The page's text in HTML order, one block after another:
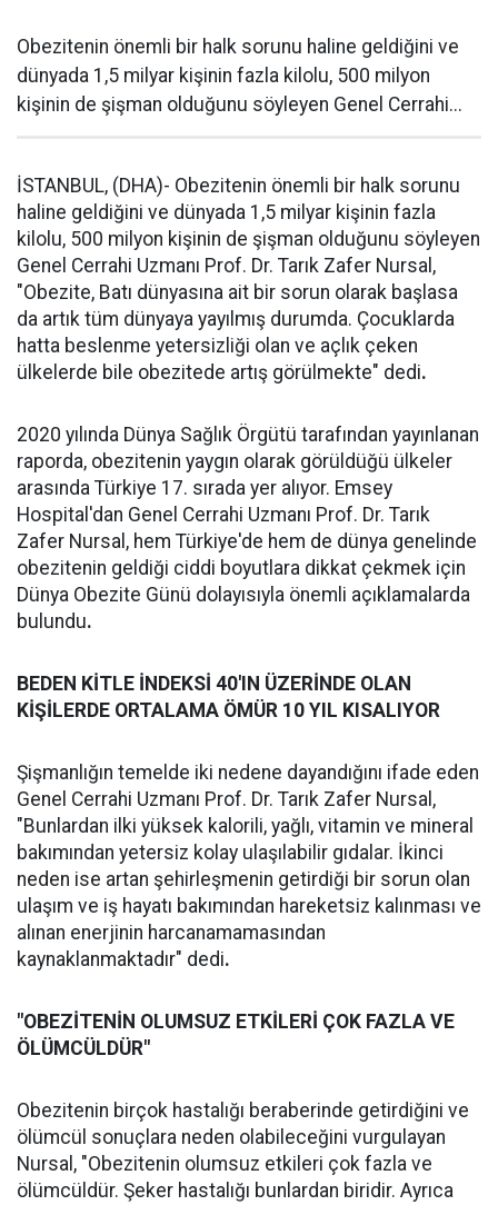
Obezitenin önemli bir halk sorunu haline geldiğini ve
dünyada 1,5 milyar kişinin fazla kilolu, 500 milyon
kişinin de şişman olduğunu söyleyen Genel Cerrahi...
İSTANBUL, (DHA)- Obezitenin önemli bir halk sorunu
haline geldiğini ve dünyada 1,5 milyar kişinin fazla
kilolu, 500 milyon kişinin de şişman olduğunu söyleyen
Genel Cerrahi Uzmanı Prof. Dr. Tarık Zafer Nursal,
"Obezite, Batı dünyasına ait bir sorun olarak başlasa
da artık tüm dünyaya yayılmış durumda. Çocuklarda
hatta beslenme yetersizliği olan ve açlık çeken
ülkelerde bile obezitede artış görülmekte" dedi.
2020 yılında Dünya Sağlık Örgütü tarafından yayınlanan
raporda, obezitenin yaygın olarak görüldüğü ülkeler
arasında Türkiye 17. sırada yer alıyor. Emsey
Hospital'dan Genel Cerrahi Uzmanı Prof. Dr. Tarık
Zafer Nursal, hem Türkiye'de hem de dünya genelinde
obezitenin geldiği ciddi boyutlara dikkat çekmek için
Dünya Obezite Günü dolayısıyla önemli açıklamalarda
bulundu.
BEDEN KİTLE İNDEKSİ 40'IN ÜZERİNDE OLAN
KİŞİLERDE ORTALAMA ÖMÜR 10 YIL KISALIYOR
Şişmanlığın temelde iki nedene dayandığını ifade eden
Genel Cerrahi Uzmanı Prof. Dr. Tarık Zafer Nursal,
"Bunlardan ilki yüksek kalorili, yağlı, vitamin ve mineral
bakımından yetersiz kolay ulaşılabilir gıdalar. İkinci
neden ise artan şehirleşmenin getirdiği bir sorun olan
ulaşım ve iş hayatı bakımından hareketsiz kalınması ve
alınan enerjinin harcanamamasından
kaynaklanmaktadır" dedi.
"OBEZİTENİN OLUMSUZ ETKİLERİ ÇOK FAZLA VE
ÖLÜMCÜLDÜR"
Obezitenin birçok hastalığı beraberinde getirdiğini ve
ölümcül sonuçlara neden olabileceğini vurgulayan
Nursal, "Obezitenin olumsuz etkileri çok fazla ve
ölümcüldür. Şeker hastalığı bunlardan biridir. Ayrıca